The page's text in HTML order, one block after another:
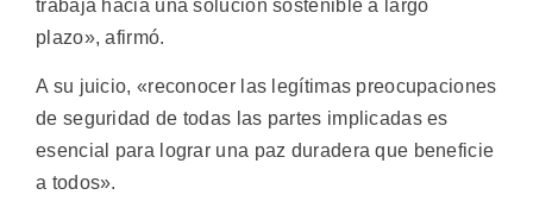
trabaja hacia una solución sostenible a largo
plazo», afirmó.
A su juicio, «reconocer las legítimas preocupaciones
de seguridad de todas las partes implicadas es
esencial para lograr una paz duradera que beneficie
a todos».